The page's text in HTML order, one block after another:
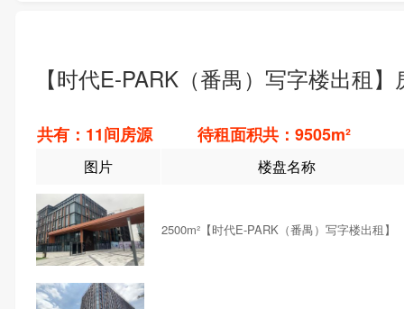
【时代E-PARK（番禺）写字楼出租】
共有：11间房源 待租面积共：9505m²
图片 楼盘名称
2500m²【时代E-PARK（番禺）写字楼出租】